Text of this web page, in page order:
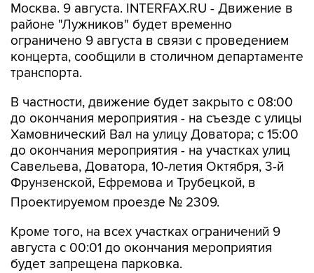
Москва. 9 августа. INTERFAX.RU - Движение в
районе "Лужников" будет временно
ограничено 9 августа в связи с проведением
концерта, сообщили в столичном департаменте
транспорта.
В частности, движение будет закрыто с 08:00
до окончания мероприятия - на съезде с улицы
Хамовнический Вал на улицу Доватора; с 15:00
до окончания мероприятия - на участках улиц
Савельева, Доватора, 10-летия Октября, 3-й
Фрунзенской, Ефремова и Трубецкой, в
Проектируемом проезде № 2309.
Кроме того, на всех участках ограничений 9
августа с 00:01 до окончания мероприятия
будет запрещена парковка.